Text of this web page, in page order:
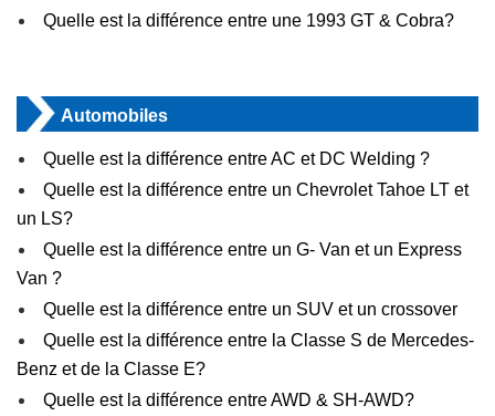
Quelle est la différence entre une 1993 GT & Cobra?
Automobiles
Quelle est la différence entre AC et DC Welding ?
Quelle est la différence entre un Chevrolet Tahoe LT et
un LS?
Quelle est la différence entre un G- Van et un Express
Van ?
Quelle est la différence entre un SUV et un crossover
Quelle est la différence entre la Classe S de Mercedes-
Benz et de la Classe E?
Quelle est la différence entre AWD & SH-AWD?